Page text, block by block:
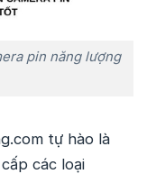
pin năng lượng
tự hào là
các loại